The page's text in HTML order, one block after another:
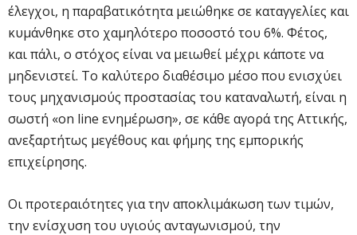
έλεγχοι, η παραβατικότητα μειώθηκε σε καταγγελίες και
κυμάνθηκε στο χαμηλότερο ποσοστό του 6%. Φέτος,
και πάλι, ο στόχος είναι να μειωθεί μέχρι κάποτε να
μηδενιστεί. Το καλύτερο διαθέσιμο μέσο που ενισχύει
τους μηχανισμούς προστασίας του καταναλωτή, είναι η
σωστή «on line ενημέρωση», σε κάθε αγορά της Αττικής,
ανεξαρτήτως μεγέθους και φήμης της εμπορικής
επιχείρησης.
Οι προτεραιότητες για την αποκλιμάκωση των τιμών,
την ενίσχυση του υγιούς ανταγωνισμού, την